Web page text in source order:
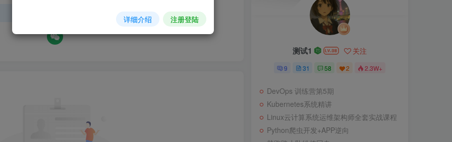
测试1 关注
9 31 58 2 2.3W+
DevOps 训练营第5期
Kubernetes系统精讲
Linux云计算系统运维架构师全套实战课程
Python爬虫开发+APP逆向
详细介绍 注册登陆